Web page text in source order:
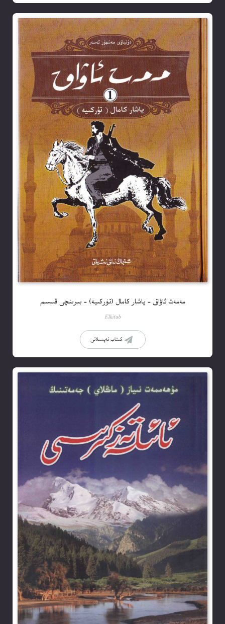
مەمەت ئاۋاق – ياشار كامال (تۈركىيە) – بىرىنچى قىسىم
Elkitab
كىتاب تەپسىلاتى